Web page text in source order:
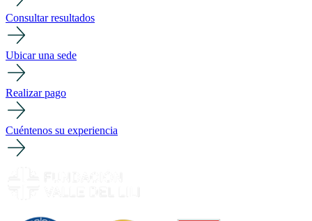
Consultar resultados
Ubicar una sede
Realizar pago
Cuéntenos su experiencia